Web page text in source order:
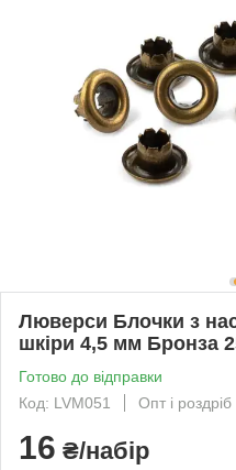
Люверси Блочки з
шкіри 4,5 мм Бронза
Готово до відправки
Код: LVM051
Опт і роздріб
16 ₴/набір